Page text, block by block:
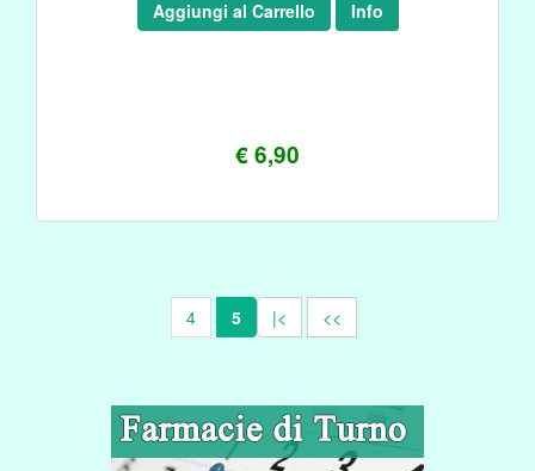
€ 6,90
Aggiungi al Carrello Info
|< <<
4 5